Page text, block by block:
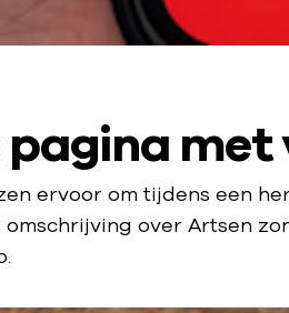
pagina
ervoor om tijdens een
over Artsen